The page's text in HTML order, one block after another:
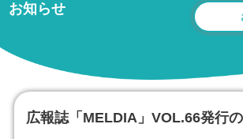
お知らせ
広報誌「MELDIA」VOL.66発行